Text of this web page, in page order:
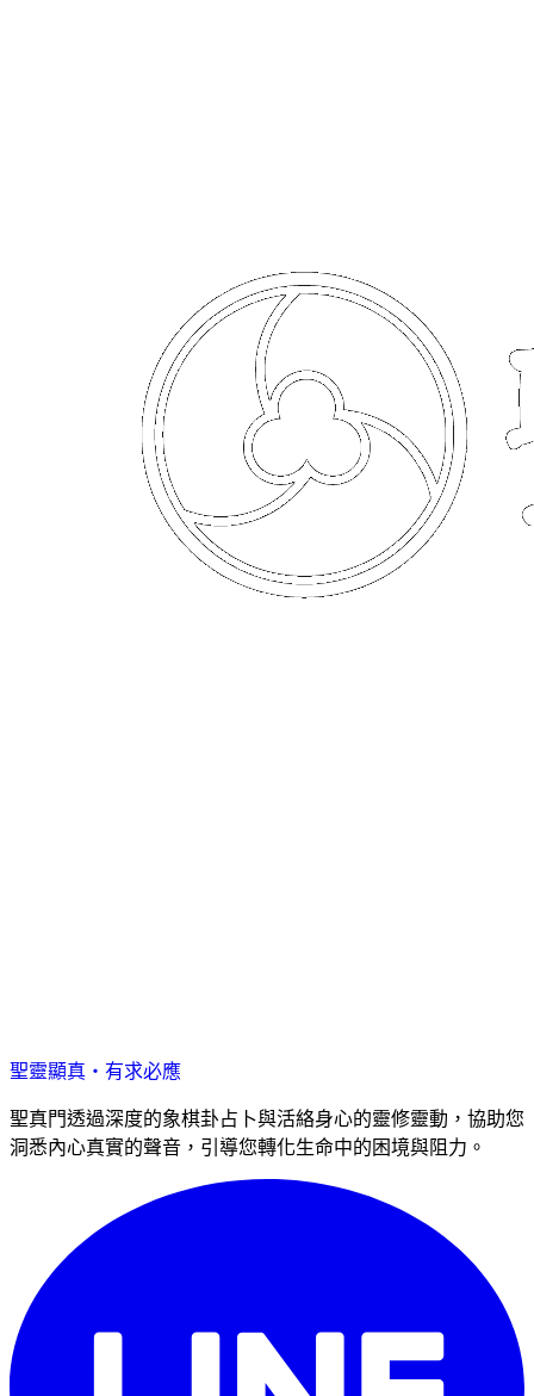
聖靈顯真・有求必應
聖真門透過深度的象棋卦占卜與活絡身心的靈修靈動，協助您
洞悉內心真實的聲音，引導您轉化生命中的困境與阻力。